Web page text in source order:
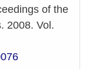
of the
2008. Vol.